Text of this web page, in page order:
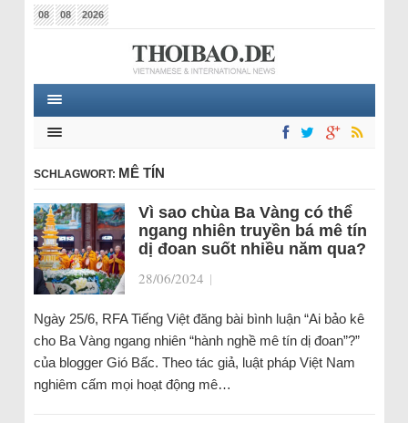
08 08 2026
SCHLAGWORT: MÊ TÍN
Vì sao chùa Ba Vàng có thể
ngang nhiên truyền bá mê tín
dị đoan suốt nhiều năm qua?
28/06/2024 |
Ngày 25/6, RFA Tiếng Việt đăng bài bình luận “Ai bảo kê
cho Ba Vàng ngang nhiên “hành nghề mê tín dị đoan”?”
của blogger Gió Bấc. Theo tác giả, luật pháp Việt Nam
nghiêm cấm mọi hoạt động mê…